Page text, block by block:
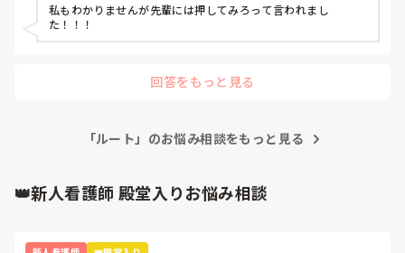
私もわかりませんが先輩には押してみろって言われまし
た！！！
回答をもっと見る
「ルート」のお悩み相談をもっと見る
👑新人看護師 殿堂入りお悩み相談